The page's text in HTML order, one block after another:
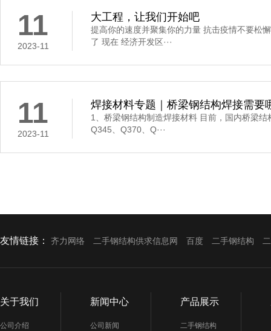
11
2023-11
大工程，让我们开始吧
提高你的速度并聚集你的力量 抗击疫情不要松
了 现在 经济开发区···
11
2023-11
焊接材料专题｜桥梁钢结构焊接需要
1、桥梁钢结构制造焊接材料 目前，国内桥梁结
Q345、Q370、Q···
友情链接： 齐力网络 二手钢结构供求信息网 百度 二手钢结构
关于我们
公司介绍
新闻中心
公司新闻
产品展示
二手钢结构